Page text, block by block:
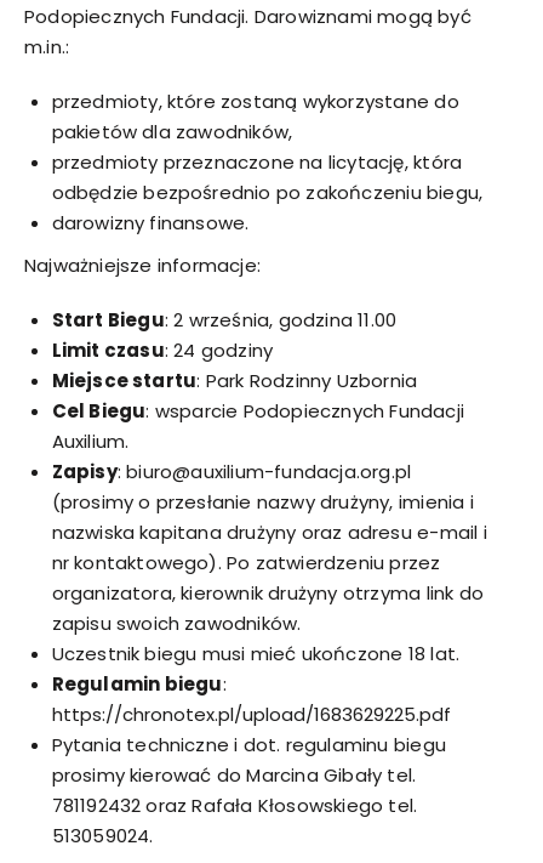
Podopiecznych Fundacji. Darowiznami mogą być
m.in.:
przedmioty, które zostaną wykorzystane do
pakietów dla zawodników,
przedmioty przeznaczone na licytację, która
odbędzie bezpośrednio po zakończeniu biegu,
darowizny finansowe.
Najważniejsze informacje:
Start Biegu: 2 września, godzina 11.00
Limit czasu: 24 godziny
Miejsce startu: Park Rodzinny Uzbornia
Cel Biegu: wsparcie Podopiecznych Fundacji
Auxilium.
Zapisy: biuro@auxilium-fundacja.org.pl
(prosimy o przesłanie nazwy drużyny, imienia i
nazwiska kapitana drużyny oraz adresu e-mail i
nr kontaktowego). Po zatwierdzeniu przez
organizatora, kierownik drużyny otrzyma link do
zapisu swoich zawodników.
Uczestnik biegu musi mieć ukończone 18 lat.
Regulamin biegu:
https://chronotex.pl/upload/1683629225.pdf
Pytania techniczne i dot. regulaminu biegu
prosimy kierować do Marcina Gibały tel.
781192432 oraz Rafała Kłosowskiego tel.
513059024.